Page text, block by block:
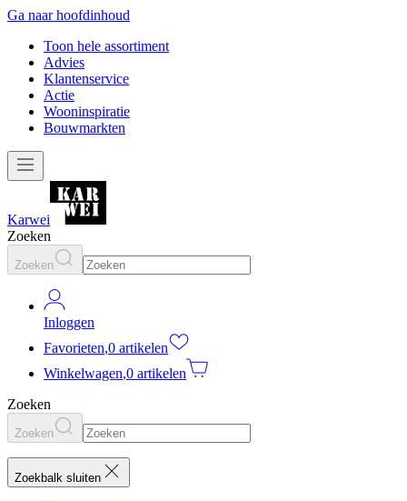
Ga naar hoofdinhoud
Toon hele assortiment
Advies
Klantenservice
Actie
Wooninspiratie
Bouwmarkten
Karwei
Zoeken
Zoeken
Inloggen
Favorieten,0 artikelen
Winkelwagen,0 artikelen
Zoeken
Zoeken
Zoekbalk sluiten